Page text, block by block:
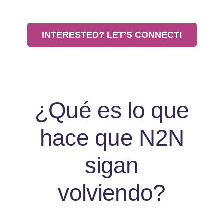
INTERESTED? LET’S CONNECT!
¿Qué es lo que
hace que N2N
sigan
volviendo?